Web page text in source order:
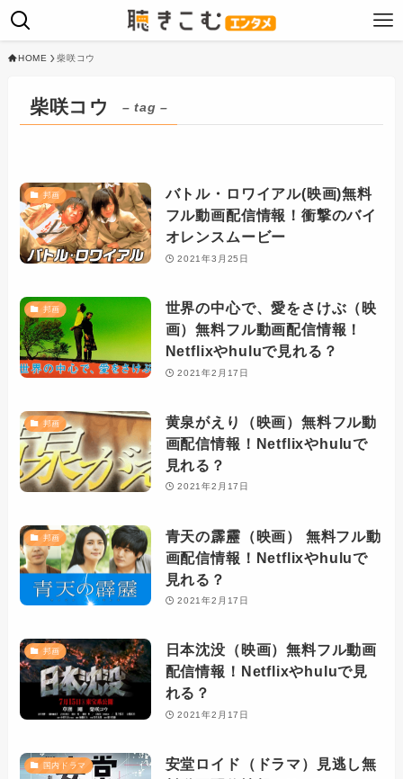
HOME 柴咲コウ
柴咲コウ – tag –
邦画
バトル・ロワイアル(映画)無料
フル動画配信情報！衝撃のバイ
オレンスムービー
2021年3月25日
邦画
世界の中心で、愛をさけぶ（映
画）無料フル動画配信情報！
Netflixやhuluで見れる？
2021年2月17日
邦画
黄泉がえり（映画）無料フル動
画配信情報！Netflixやhuluで
見れる？
2021年2月17日
邦画
青天の霹靂（映画） 無料フル動
画配信情報！Netflixやhuluで
見れる？
2021年2月17日
邦画
日本沈没（映画）無料フル動画
配信情報！Netflixやhuluで見
れる？
2021年2月17日
国内ドラマ
安堂ロイド（ドラマ）見逃し無